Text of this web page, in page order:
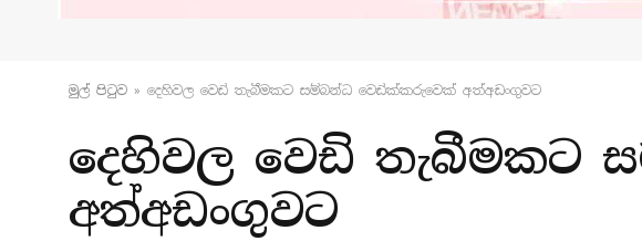
මුල් පිටු​ව » දෙහිවල වෙඩි තැබීමකට සම්බන්ධ වෙඩික්කරුවෙක් අත්අඩංගුවට
දෙහිවල වෙඩි තැබීමකට
අත්අඩංගුවට